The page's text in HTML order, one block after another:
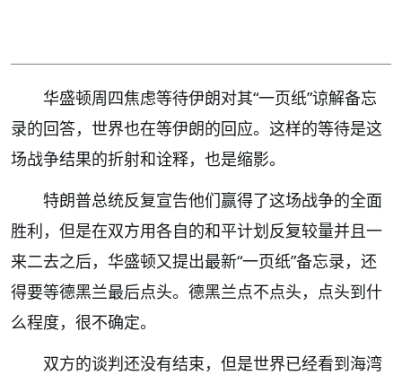
华盛顿周四焦虑等待伊朗对其“一页纸”谅解备忘
录的回答，世界也在等伊朗的回应。这样的等待是这
场战争结果的折射和诠释，也是缩影。
特朗普总统反复宣告他们赢得了这场战争的全面
胜利，但是在双方用各自的和平计划反复较量并且一
来二去之后，华盛顿又提出最新“一页纸”备忘录，还
得要等德黑兰最后点头。德黑兰点不点头，点头到什
么程度，很不确定。
双方的谈判还没有结束，但是世界已经看到海湾